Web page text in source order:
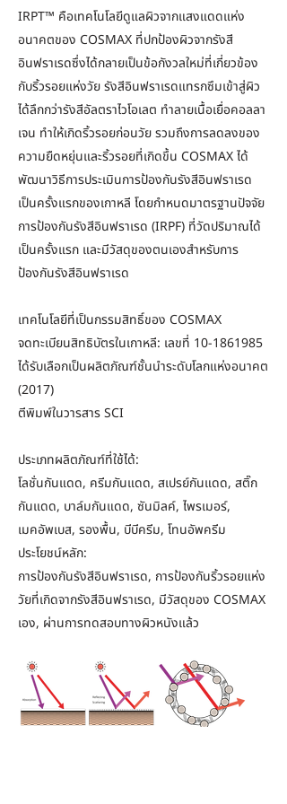
IRPT™ คือเทคโนโลยีดูแลผิวจากแสงแดดแห่ง
อนาคตของ COSMAX ที่ปกป้องผิวจากรังสี
อินฟราเรดซึ่งได้กลายเป็นข้อกังวลใหม่ที่เกี่ยวข้อง
กับริ้วรอยแห่งวัย รังสีอินฟราเรดแทรกซึมเข้าสู่ผิว
ได้ลึกกว่ารังสีอัลตราไวโอเลต ทำลายเนื้อเยื่อคอลลา
เจน ทำให้เกิดริ้วรอยก่อนวัย รวมถึงการลดลงของ
ความยืดหยุ่นและริ้วรอยที่เกิดขึ้น COSMAX ได้
พัฒนาวิธีการประเมินการป้องกันรังสีอินฟราเรด
เป็นครั้งแรกของเกาหลี โดยกำหนดมาตรฐานปัจจัย
การป้องกันรังสีอินฟราเรด (IRPF) ที่วัดปริมาณได้
เป็นครั้งแรก และมีวัสดุของตนเองสำหรับการ
ป้องกันรังสีอินฟราเรด
เทคโนโลยีที่เป็นกรรมสิทธิ์ของ COSMAX
จดทะเบียนสิทธิบัตรในเกาหลี: เลขที่ 10-1861985
ได้รับเลือกเป็นผลิตภัณฑ์ชั้นนำระดับโลกแห่งอนาคต
(2017)
ตีพิมพ์ในวารสาร SCI
ประเภทผลิตภัณฑ์ที่ใช้ได้:
โลชั่นกันแดด, ครีมกันแดด, สเปรย์กันแดด, สติ๊ก
กันแดด, บาล์มกันแดด, ซันมิลค์, ไพรเมอร์,
เมคอัพเบส, รองพื้น, บีบีครีม, โทนอัพครีม
ประโยชน์หลัก:
การป้องกันรังสีอินฟราเรด, การป้องกันริ้วรอยแห่ง
วัยที่เกิดจากรังสีอินฟราเรด, มีวัสดุของ COSMAX
เอง, ผ่านการทดสอบทางผิวหนังแล้ว